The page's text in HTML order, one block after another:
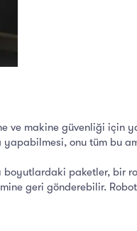
ve makine güvenliği için
onu tüm bu
paketler, bir
geri gönderebilir.